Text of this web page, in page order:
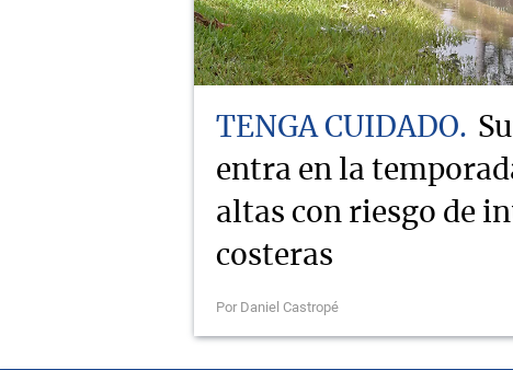
TENGA CUIDADO
entra en la
altas con riesgo de
costeras
Por Daniel Castropé